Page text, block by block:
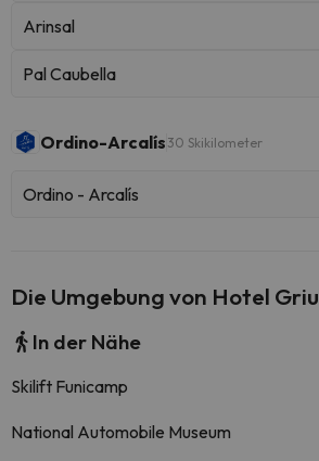
Arinsal
Pal Caubella
Ordino-Arcalís 30 Skikilometer
Ordino - Arcalís
Die Umgebung von Hotel Griu
In der Nähe
Skilift Funicamp
National Automobile Museum